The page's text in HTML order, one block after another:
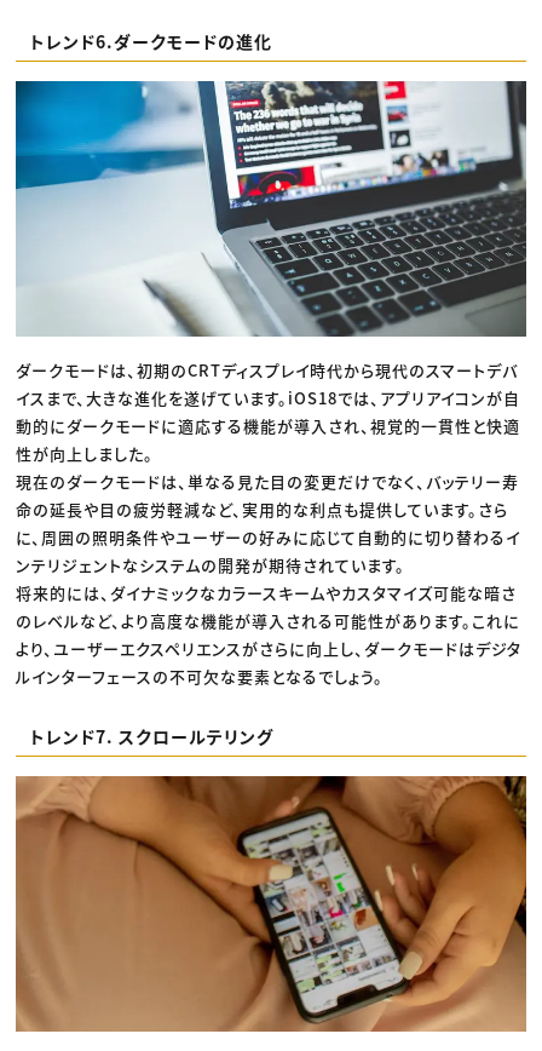
トレンド6.ダークモードの進化
ダークモードは、初期のCRTディスプレイ時代から現代のスマートデバ
イスまで、大きな進化を遂げています。iOS18では、アプリアイコンが自
動的にダークモードに適応する機能が導入され、視覚的一貫性と快適
性が向上しました。
現在のダークモードは、単なる見た目の変更だけでなく、バッテリー寿
命の延長や目の疲労軽減など、実用的な利点も提供しています。さら
に、周囲の照明条件やユーザーの好みに応じて自動的に切り替わるイ
ンテリジェントなシステムの開発が期待されています。
将来的には、ダイナミックなカラースキームやカスタマイズ可能な暗さ
のレベルなど、より高度な機能が導入される可能性があります。これに
より、ユーザーエクスペリエンスがさらに向上し、ダークモードはデジタ
ルインターフェースの不可欠な要素となるでしょう。
トレンド7. スクロールテリング